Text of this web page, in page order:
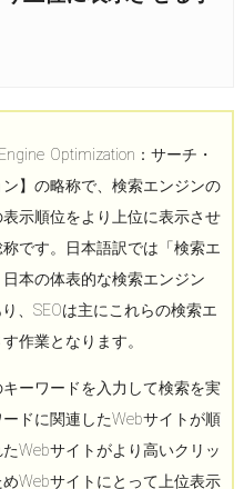
Optimization：サーチ・
】の略称で、検索エンジンの
示順位をより上位に表示させ
です。日本語訳では「検索エ
本の体表的な検索エンジン
、SEOは主にこれらの検索エ
作業となります。
ーワードを入力して検索を実
ドに関連したWebサイトが順
Webサイトがより高いクリッ
Webサイトにとって上位表示